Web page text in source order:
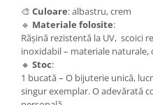
Cercei
Brățară
Set bijuterii
Bijuterii din lemn
Colier / Pandantiv
🎨 Culoare: albastru, crem
🔹 Materiale folosite:
Rășină rezistentă la UV, scoici
inoxidabil – materiale naturale,
🔸 Stoc:
1 bucată – O bijuterie unică,
singur exemplar. O adevărată